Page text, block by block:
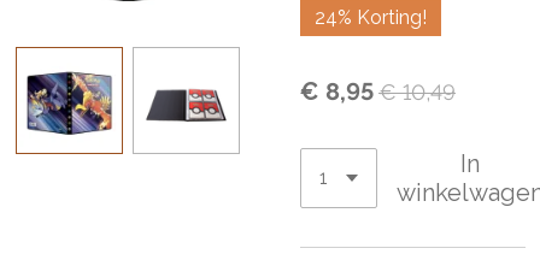
24% Korting!
€ 8,95€ 10,49
In